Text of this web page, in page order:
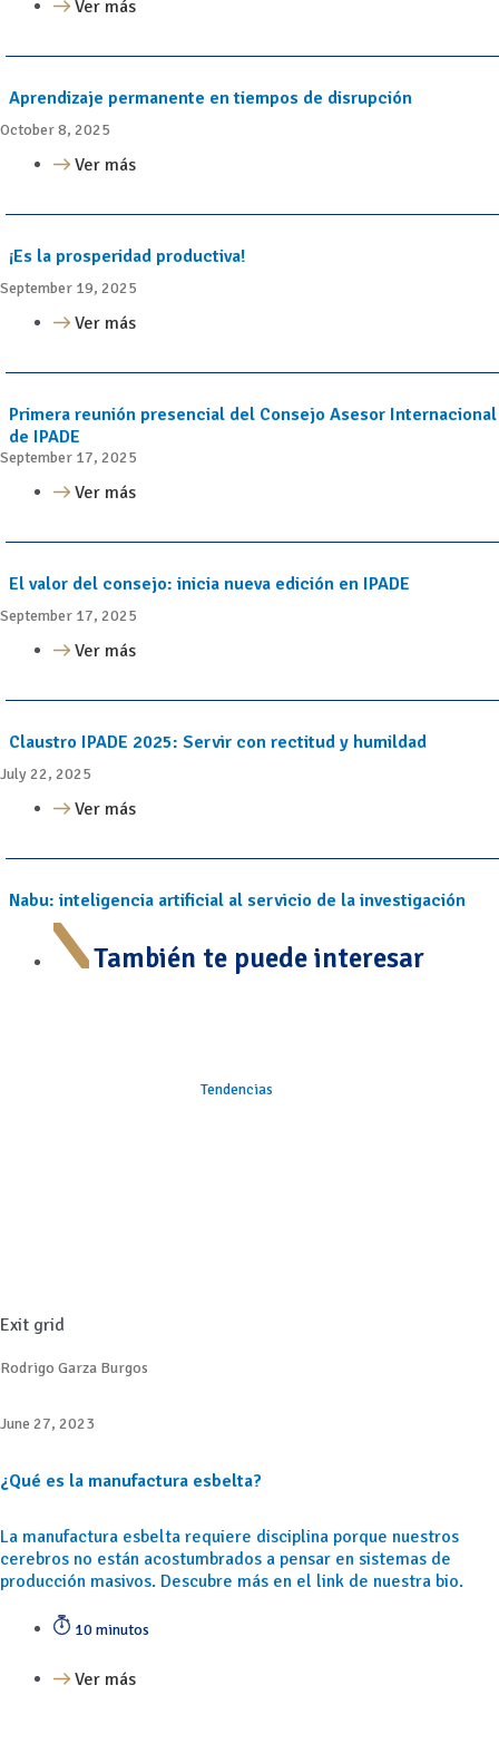
Ver más
Aprendizaje permanente en tiempos de disrupción
October 8, 2025
Ver más
¡Es la prosperidad productiva!
September 19, 2025
Ver más
Primera reunión presencial del Consejo Asesor Internacional
de IPADE
September 17, 2025
Ver más
El valor del consejo: inicia nueva edición en IPADE
September 17, 2025
Ver más
Claustro IPADE 2025: Servir con rectitud y humildad
July 22, 2025
Ver más
Nabu: inteligencia artificial al servicio de la investigación
También te puede interesar
Tendencias
Exit grid
Rodrigo Garza Burgos
June 27, 2023
¿Qué es la manufactura esbelta?
La manufactura esbelta requiere disciplina porque nuestros
cerebros no están acostumbrados a pensar en sistemas de
producción masivos. Descubre más en el link de nuestra bio.
10 minutos
Ver más